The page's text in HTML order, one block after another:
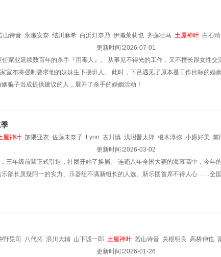
山诗音 永濑安奈 结川麻希 白浜灯奈乃 伊濑茉莉也 齐藤壮马 土屋神叶 白石
更新时间∶2026-07-01
任家业延续数百年的杀手『用毒人』。 从事见不得光的工作，又不擅长跟女性交
宣布将强制要求他的妹妹生下接班人。 此时，下吕遇见了原本是工作目标的
骗子当成提供建议的人，展开了杀手的婚姻活动！
屋神叶 加隈亚衣 佐藤未奈子 Lynn 古川慎 浅沼晋太郎 榎木淳弥 小原好美 前
郎 更新时间∶2026-03-02
三年级前辈正式引退，社团开始了换届。 连霸八年全国大赛的海幕高中，今年
乐部长质疑阿一的实力、乐器组不满新组长的人选、新乐团首席不得人心……全
野晃司 八代拓 浪川大辅 山下诚一郎 土屋神叶 若山诗音 关根明良 高桥伸也
更新时间∶2026-01-26